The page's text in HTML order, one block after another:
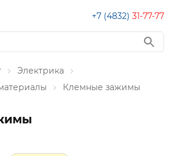
+7 (4832) 31-77-77
Электрика
Клемные зажимы